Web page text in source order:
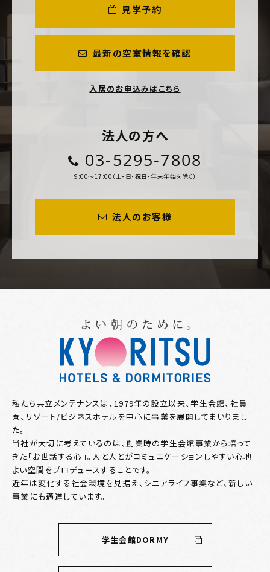
見学予約
最新の空室情報を確認
入居のお申込みはこちら
法人の方へ
03-5295-7808
9:00～17:00（土・日・祝日・年末年始を除く）
法人のお客様
私たち共立メンテナンスは、1979年の設立以来、学生会館、社員
寮、リゾート/ビジネスホテルを中心に事業を展開してまいりまし
た。
当社が大切に考えているのは、創業時の学生会館事業から培って
きた「お世話する心」。人と人とがコミュニケーションしやすい心地
よい空間をプロデュースすることです。
近年は変化する社会環境を見据え、シニアライフ事業など、新しい
事業にも邁進しています。
学生会館DORMY